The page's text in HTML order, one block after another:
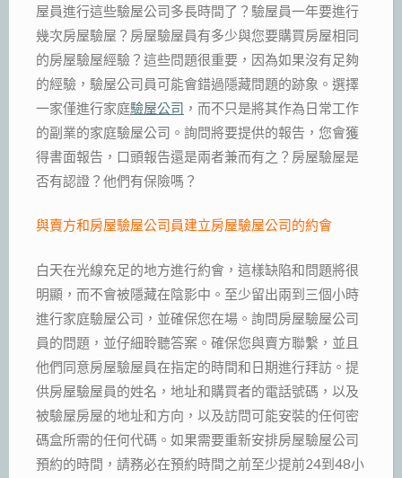
屋員進行這些驗屋公司多長時間了？驗屋員一年要進行
幾次房屋驗屋？房屋驗屋員有多少與您要購買房屋相同
的房屋驗屋經驗？這些問題很重要，因為如果沒有足夠
的經驗，驗屋公司員可能會錯過隱藏問題的跡象。選擇
一家僅進行家庭驗屋公司 ，而不只是將其作為日常工作
的副業的家庭驗屋公司。詢問將要提供的報告，您會獲
得書面報告，口頭報告還是兩者兼而有之？房屋驗屋是
否有認證？他們有保險嗎？
與賣方和房屋驗屋公司員建立房屋驗屋公司的約會
白天在光線充足的地方進行約會，這樣缺陷和問題將很
明顯，而不會被隱藏在陰影中。至少留出兩到三個小時
進行家庭驗屋公司，並確保您在場。詢問房屋驗屋公司
員的問題，並仔細聆聽答案。確保您與賣方聯繫，並且
他們同意房屋驗屋員在指定的時間和日期進行拜訪。提
供房屋驗屋員的姓名，地址和購買者的電話號碼，以及
被驗屋房屋的地址和方向，以及訪問可能安裝的任何密
碼盒所需的任何代碼。如果需要重新安排房屋驗屋公司
預約的時間，請務必在預約時間之前至少提前24到48小